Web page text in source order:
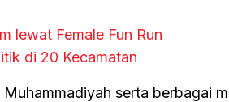
lewat Female Fun Run
di 20 Kecamatan
serta berbagai